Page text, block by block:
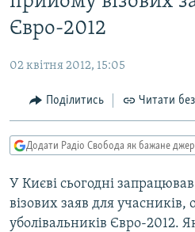
Перейти
до
основної
Перейти
до
пошуку
СТАТТІ
СУСПІЛЬСТВО
УКРАЇНА
СВІТ
РОСІЙСЬКА «ФІЛЬТРАЦІЯ»
ДОНБАС.РЕАЛІЇ
ТИ ЯК?
СХЕМИ
ПРИАЗОВ’Я
Євро-2012
02 квітня 2012, 15:05
Поділитись Читати
Додати Радіо Свобода як бажане
У Києві сьогодні
візових заяв для учасників,
уболівальників Євро-2012.